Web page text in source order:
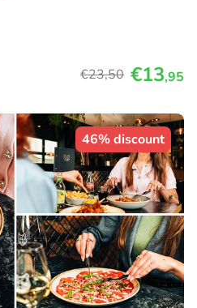
€23,50 €13,95
46% discount